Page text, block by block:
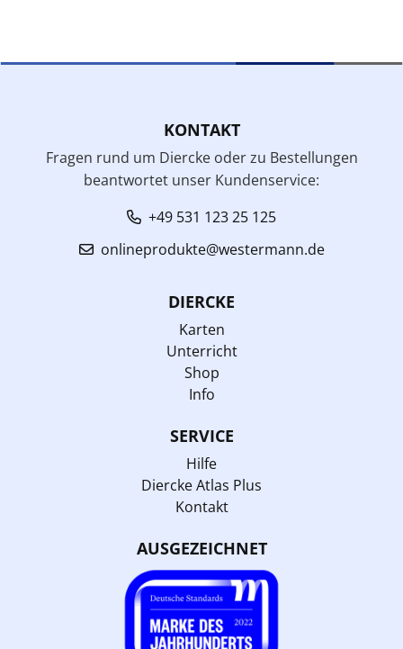
KONTAKT
Fragen rund um Diercke oder zu Bestellungen
beantwortet unser Kundenservice:
+49 531 123 25 125
onlineprodukte@westermann.de
DIERCKE
Karten
Unterricht
Shop
Info
SERVICE
Hilfe
Diercke Atlas Plus
Kontakt
AUSGEZEICHNET